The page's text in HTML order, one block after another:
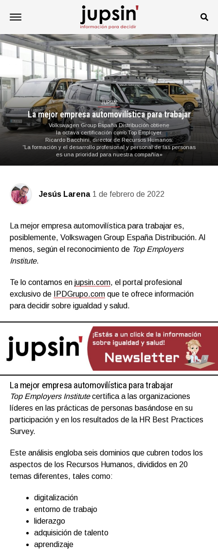
JUPSIN
La mejor empresa automovilística para trabajar
Volkswagen Group España Distribución obtiene
la octava certificación como Top Employer.
Ricardo Bacchini, director de Recursos Humanos:
“La formación y el desarrollo profesional y personal de las personas
es una prioridad para nuestra compañía»
Jesús Larena 1 de febrero de 2022
La mejor empresa automovilística para trabajar es,
posiblemente, Volkswagen Group España Distribución. Al
menos, según el reconocimiento de Top Employers
Institute.
Te lo contamos en jupsin.com, el portal profesional
exclusivo de
IPDGrupo.com que te ofrece información
para decidir sobre igualdad y salud.
La mejor empresa automovilística para trabajar
Top Employers Institutecertifica a las organizaciones
líderes en las prácticas de personas basándose en su
participación y en los resultados de la HR Best Practices
Survey.
Este análisis engloba seis dominios que cubren todos los
aspectos de los Recursos Humanos, divididos en 20
temas diferentes, tales como:
digitalización
entorno de trabajo
liderazgo
adquisición de talento
aprendizaje